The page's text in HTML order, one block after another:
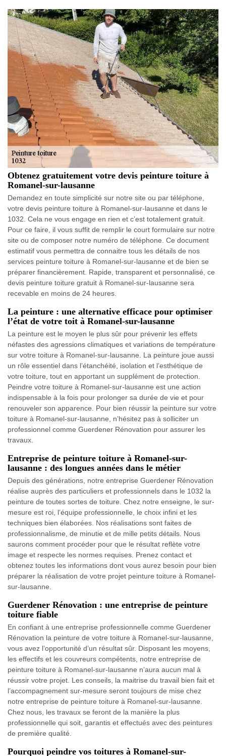
Obtenez gratuitement votre devis peinture toiture à
Romanel-sur-lausanne
Demandez en toute simplicité sur notre site ou par téléphone,
votre devis peinture toiture à Romanel-sur-lausanne et dans le
1032. Cela ne vous engage en rien et c’est totalement gratuit.
Pour ce faire, il vous suffit de remplir le court formulaire sur notre
site ou de composer notre numéro de téléphone. Ce document
estimatif vous permettra de connaitre tous les détails de nos
services peinture toiture à Romanel-sur-lausanne et de bien se
préparer financièrement. Rapide, transparent et personnalisé, ce
devis peinture toiture gratuit à Romanel-sur-lausanne sera
recevable en moins de 24 heures.
La peinture : une alternative efficace pour optimiser
l’état de votre toit à Romanel-sur-lausanne
La peinture est le moyen le plus sûr pour prévenir les effets
néfastes des agressions climatiques et variations de température
sur votre toiture à Romanel-sur-lausanne. La peinture joue aussi
un rôle essentiel dans l’étanchéité, isolation et l’esthétique de
votre toiture, tout en apportant un supplément de protection.
Peindre votre toiture à Romanel-sur-lausanne est une action
indispensable à la fois pour prolonger sa durée de vie et pour
renouveler son apparence. Pour bien réussir la peinture sur votre
toiture à Romanel-sur-lausanne, n’hésitez pas à solliciter un
professionnel comme Guerdener Rénovation pour assurer les
travaux.
Entreprise de peinture toiture à Romanel-sur-
lausanne : des longues années dans le métier
Depuis des générations, notre entreprise Guerdener Rénovation
réalise auprès des particuliers et professionnels dans le 1032 la
peinture de toutes sortes de toiture. Chez notre enseigne, le sur-
mesure est roi, l’équipe professionnelle, le choix infini et les
techniques bien élaborées. Nos réalisations sont faites de
professionnalisme, de minutie et de mille petits détails. Nous
saurons comment procéder pour que le résultat reflète votre
image et respecte les normes requises. Prenez contact et
obtenez toutes les informations dont vous aurez besoin pour bien
préparer la réalisation de votre projet peinture toiture à Romanel-
sur-lausanne.
Guerdener Rénovation : une entreprise de peinture
toiture fiable
En confiant à une entreprise professionnelle comme Guerdener
Rénovation la peinture de votre toiture à Romanel-sur-lausanne,
vous avez l’opportunité d’un résultat sûr. Disposant les moyens,
les effectifs et les couvreurs compétents, notre entreprise de
peinture toiture à Romanel-sur-lausanne n’aura aucun mal à
réussir votre projet. Les conseils, la maitrise du travail bien fait et
l’accompagnement sur-mesure seront toujours de mise chez
notre entreprise de peinture toiture à Romanel-sur-lausanne.
Chez nous, les travaux se feront de la manière la plus
professionnelle qui soit, garantis et effectués avec des peintures
de première qualité.
Pourquoi peindre vos toitures à Romanel-sur-